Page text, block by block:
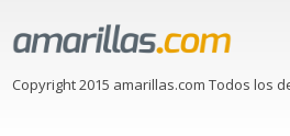
Copyright 2015 amarillas.com Todos los